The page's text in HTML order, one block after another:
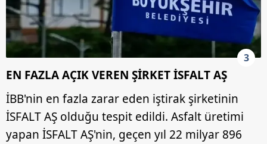
3
EN FAZLA AÇIK VEREN ŞİRKET İSFALT AŞ
İBB'nin en fazla zarar eden iştirak şirketinin
İSFALT AŞ olduğu tespit edildi. Asfalt üretimi
yapan İSFALT AŞ'nin, geçen yıl 22 milyar 896